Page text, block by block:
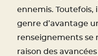
ennemis. Toutefois,
genre d’avantage
renseignements se
raison des